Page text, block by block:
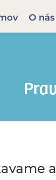
O nás